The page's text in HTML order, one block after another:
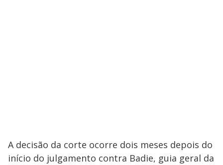
A decisão da corte ocorre dois meses depois do
início do julgamento contra Badie, guia geral da